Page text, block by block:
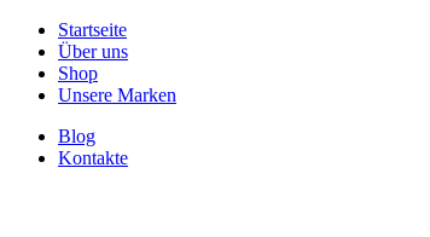
Startseite
Über uns
Shop
Unsere Marken
Blog
Kontakte